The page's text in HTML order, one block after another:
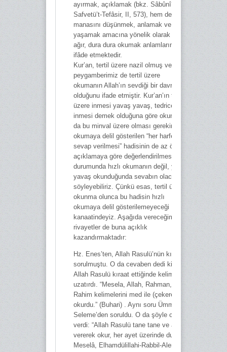
ayırmak, açıklamak (bkz. Sâbûnî,
Safvetü’t-Tefâsir, II, 573), hem de onun
manasını düşünmek, anlamak ve
yaşamak amacına yönelik olarak ağır
ağır, dura dura okumak anlamlarını
ifâde etmektedir.
Kur’an, tertil üzere nazil olmuş ve
peygamberimiz de tertil üzere
okumanın Allah’ın sevdiği bir davranış
olduğunu ifade etmiştir. Kur’an’ın tertil
üzere inmesi yavaş yavaş, tedricen
inmesi demek olduğuna göre okumanın
da bu minval üzere olması gerekir. Hızlı
okumaya delil gösterilen “her harfe
sevap verilmesi” hadisinin de az önceki
açıklamaya göre değerlendirilmesi
durumunda hızlı okumanın değil, yavaş
yavaş okunduğunda sevabın olacağını
söyleyebiliriz. Çünkü esas, tertil üzere
okunma olunca bu hadisin hızlı
okumaya delil gösterilemeyeceği
kanaatindeyiz. Aşağıda vereceğimiz
rivayetler de buna açıklık
kazandırmaktadır:
Hz. Enes’ten, Allah Rasulü’nün kıraatı
sorulmuştu. O da cevaben dedi ki:
Allah Rasulü kıraat ettiğinde kelimeleri
uzatırdı. “Mesela, Allah, Rahman,
Rahim kelimelerini med ile (çekerek)
okurdu.” (Buhari) . Aynı soru Ümmü
Seleme’den soruldu. O da şöyle cevap
verdi: “Allah Rasulü tane tane ve ara
vererek okur, her ayet üzerinde dururdu.
Meselâ, Elhamdülillahi-Rabbil-Alemin